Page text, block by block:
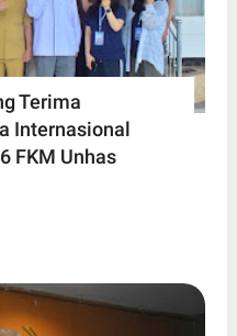
Terima
Internasional
FKM Unhas